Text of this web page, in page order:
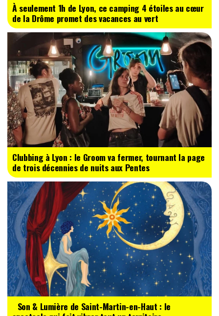
À seulement 1h de Lyon, ce camping 4 étoiles au cœur
de la Drôme promet des vacances au vert
Clubbing à Lyon : le Groom va fermer, tournant la page
de trois décennies de nuits aux Pentes
Son & Lumière de Saint-Martin-en-Haut : le